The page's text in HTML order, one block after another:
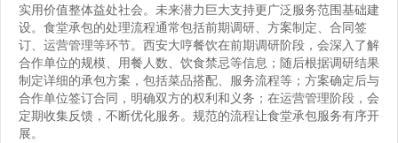
实用价值整体益处社会。未来潜力巨大支持更广泛服务范围基础建
设。食堂承包的处理流程通常包括前期调研、方案制定、合同签
订、运营管理等环节。西安大哼餐饮在前期调研阶段，会深入了解
合作单位的规模、用餐人数、饮食禁忌等信息；随后根据调研结果
制定详细的承包方案，包括菜品搭配、服务流程等；方案确定后与
合作单位签订合同，明确双方的权利和义务；在运营管理阶段，会
定期收集反馈，不断优化服务。规范的流程让食堂承包服务有序开
展。